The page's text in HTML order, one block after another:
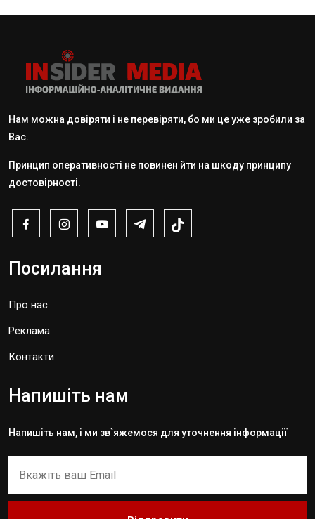
Нам можна довіряти і не перевіряти, бо ми це уже зробили за
Вас.
Принцип оперативності не повинен йти на шкоду принципу
достовірності.
Посилання
Про нас
Реклама
Контакти
Напишіть нам
Напишіть нам, і ми зв`яжемося для уточнення інформації